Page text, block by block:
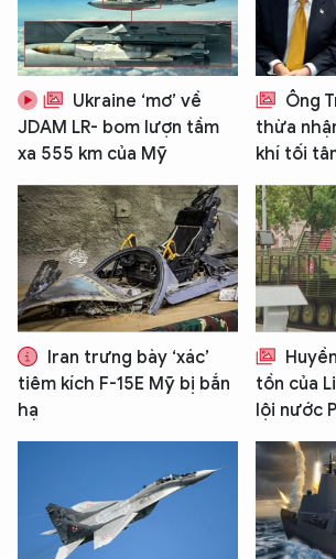
Ukraine ‘mơ’ về
JDAM LR- bom lượn tầm
xa 555 km của Mỹ
Ông
thừa
khí tối
Iran trưng bày ‘xác’
tiêm kích F-15E Mỹ bị bắn
hạ
tồn của
lội nước